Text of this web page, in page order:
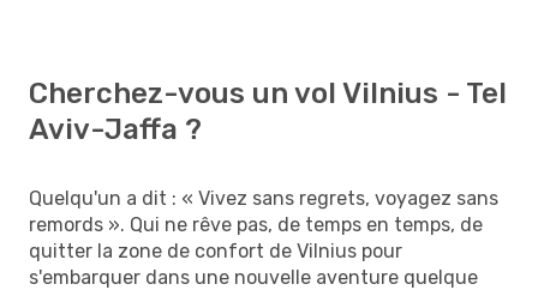
Cherchez-vous un vol Vilnius - Tel
Aviv-Jaffa ?
Quelqu'un a dit : « Vivez sans regrets, voyagez sans
remords ». Qui ne rêve pas, de temps en temps, de
quitter la zone de confort de Vilnius pour
s'embarquer dans une nouvelle aventure quelque